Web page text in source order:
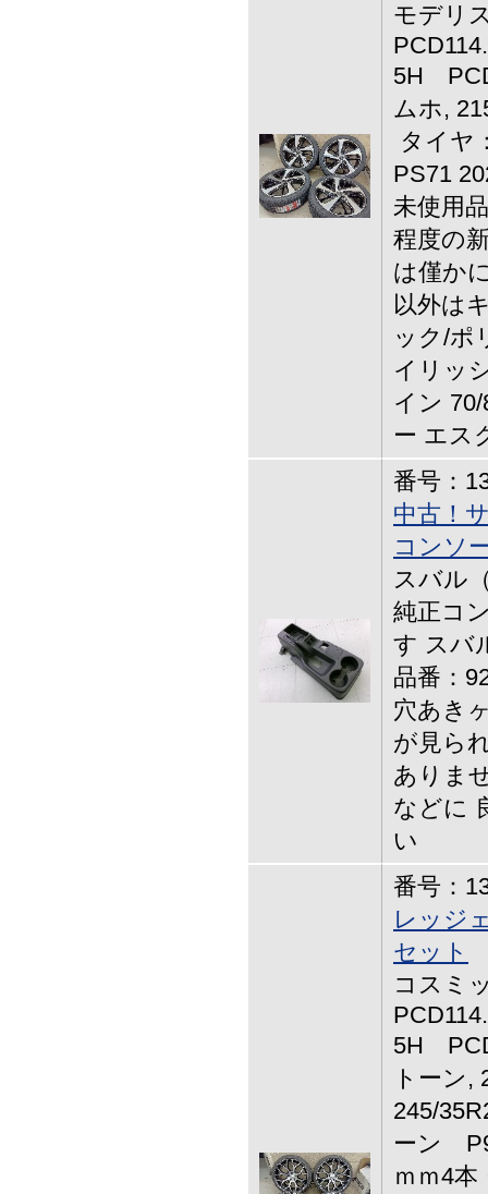
モデリ
5H
ムホ,
タイヤ
PS71
未使用
程度の
は僅か
以外は
ック/ポ
イリッ
イン
ー エス
番号：
中古！
コンソ
スバル
純正コ
す スバ
品番：
穴あき
が見ら
ありま
などに
い
番号：
レッジ
セット
コスミ
5H
トーン,
245/
ーン
ｍｍ4